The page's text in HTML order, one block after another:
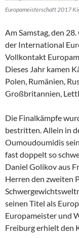
Europameisterschaft 2017
Am Samstag, den
der International
Vollkontakt
Dieses Jahr kamen
Polen, Rumänien,
Großbritannien,
Die Finalkämpfe
bestritten. Allein in
Oumoudoumidis
fast doppelt so
Daniel Golikov aus
Herren den zweiten
seinen Titel als
Europameister und
Freiburg erhielt den